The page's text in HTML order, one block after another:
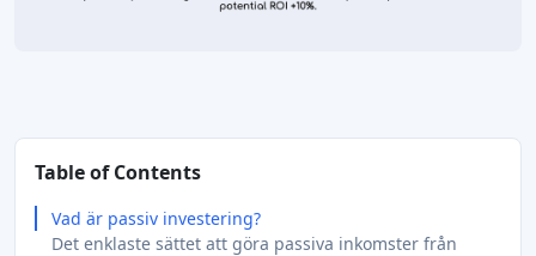
Table of Contents
Vad är passiv investering?
Det enklaste sättet att göra passiva inkomster från